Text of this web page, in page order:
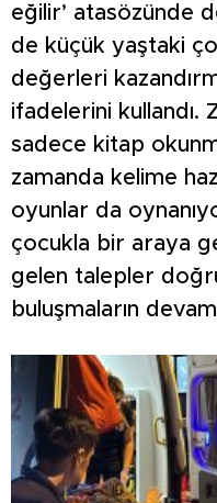
eğilir’ atasözünde
de küçük yaştaki
değerleri
ifadelerini kullandı.
sadece kitap
zamanda kelime
oyunlar da
çocukla bir araya
gelen talepler
buluşmaların